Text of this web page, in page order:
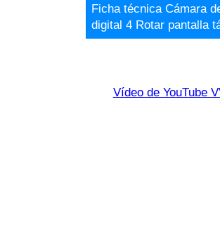
Ficha técnica Cámara
digital 4 Rotar pantalla
Vídeo de YouTube